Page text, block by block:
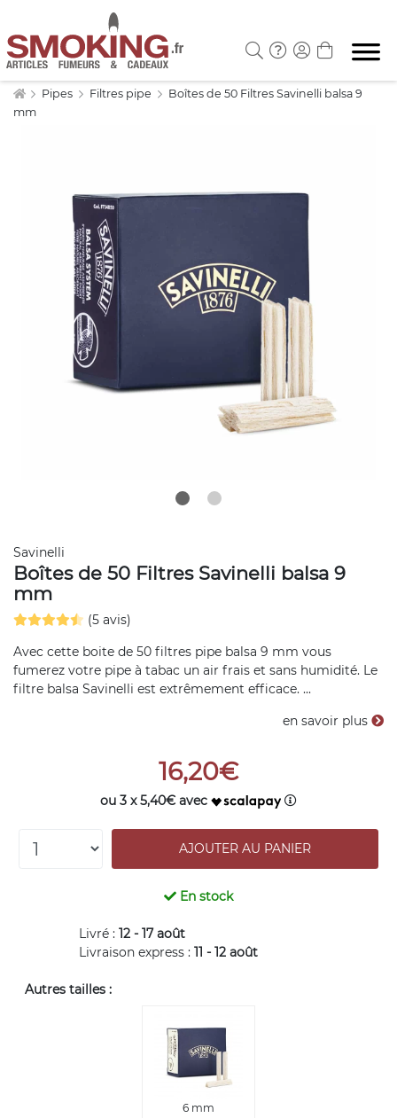
Pipes Filtres pipe
Boîtes de 50 Filtres Savinelli balsa 9
mm
Savinelli
Boîtes de 50 Filtres Savinelli balsa 9
mm
(5 avis)
Avec cette boite de 50 filtres pipe balsa 9 mm vous
fumerez votre pipe à tabac un air frais et sans humidité. Le
filtre balsa Savinelli est extrêmement efficace. ...
en savoir plus
16,20€
ou 3 x 5,40€ avec
En stock
Livré : 12 - 17 août
Livraison express : 11 - 12 août
Autres tailles :
6 mm